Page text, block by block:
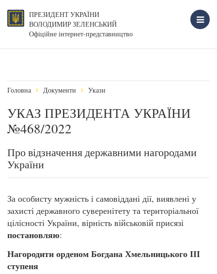
ПРЕЗИДЕНТ УКРАЇНИ
ВОЛОДИМИР ЗЕЛЕНСЬКИЙ
Офіційне інтернет-представництво
Головна Документи Укази
УКАЗ ПРЕЗИДЕНТА УКРАЇНИ
№468/2022
Про відзначення державними нагородами
України
За особисту мужність і самовіддані дії, виявлені у
захисті державного суверенітету та територіальної
цілісності України, вірність військовій присязі
постановляю:
Нагородити орденом Богдана Хмельницького ІІІ
ступеня